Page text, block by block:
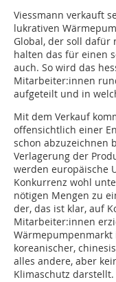
Viessmann verkauft
lukrativen
Global, der soll dafür
halten das für einen
auch. So wird das
Mitarbeiter:innen
aufgeteilt und in
Mit dem Verkauf
offensichtlich einer
schon abzuzeichnen
Verlagerung der
werden europäische
Konkurrenz wohl
nötigen Mengen zu
der, das ist klar, auf
Mitarbeiter:innen
Wärmepumpenmarkt
koreanischer,
alles andere, aber
Klimaschutz darstellt.